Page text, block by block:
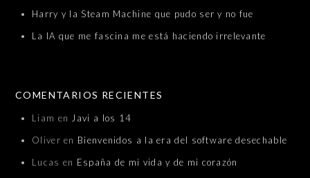
Harry y la Steam Machine que pudo ser y no fue
La IA que me fascina me está haciendo irrelevante
COMENTARIOS RECIENTES
Liam en Javi a los 14
Oliver en Bienvenidos a la era del software desechable
Lucas en España de mi vida y de mi corazón